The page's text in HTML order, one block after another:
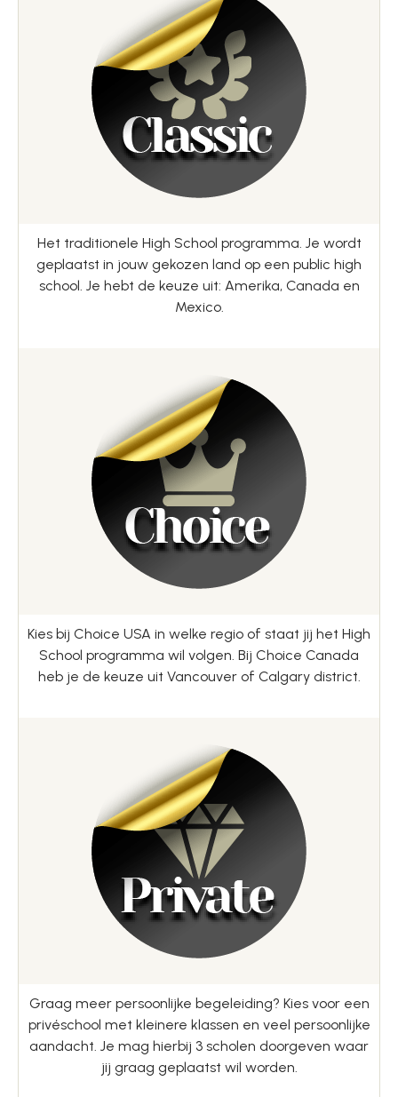
Het traditionele High School programma. Je wordt
geplaatst in jouw gekozen land op een public high
school. Je hebt de keuze uit: Amerika, Canada en
Mexico.
Kies bij Choice USA in welke regio of staat jij het High
School programma wil volgen. Bij Choice Canada
heb je de keuze uit Vancouver of Calgary district.
Graag meer persoonlijke begeleiding? Kies voor een
privéschool met kleinere klassen en veel persoonlijke
aandacht. Je mag hierbij 3 scholen doorgeven waar
jij graag geplaatst wil worden.